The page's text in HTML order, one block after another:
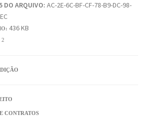
DO ARQUIVO: AC-2E-6C-BF-CF-78-B9-DC-98-
436 KB
2
CONTRATOS